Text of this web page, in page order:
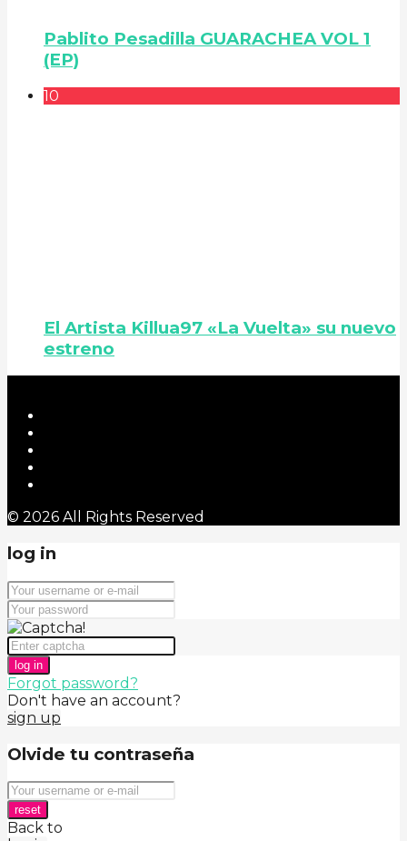
Pablito Pesadilla GUARACHEA VOL 1
(EP)
10
El Artista Killua97 «La Vuelta» su nuevo
estreno
© 2026 All Rights Reserved
log in
log in
Forgot password?
Don't have an account?
sign up
Olvide tu contraseña
reset
Back to